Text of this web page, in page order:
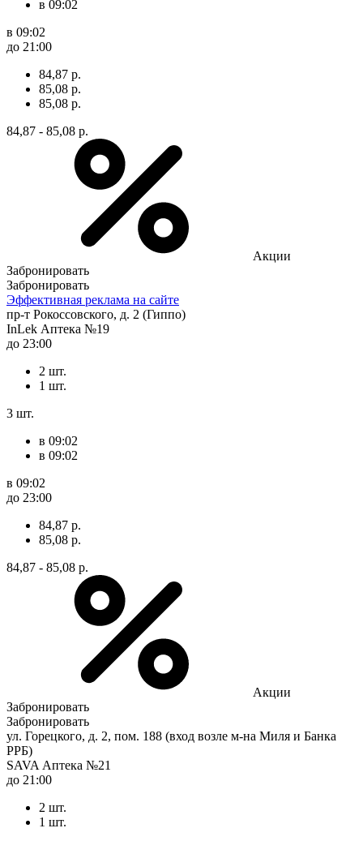
в 09:02
в 09:02
до 21:00
84,87 р.
85,08 р.
85,08 р.
84,87 - 85,08 р.
Акции
Забронировать
Забронировать
Эффективная реклама на сайте
пр-т Рокоссовского, д. 2 (Гиппо)
InLek Аптека №19
до 23:00
2 шт.
1 шт.
3 шт.
в 09:02
в 09:02
в 09:02
до 23:00
84,87 р.
85,08 р.
84,87 - 85,08 р.
Акции
Забронировать
Забронировать
ул. Горецкого, д. 2, пом. 188 (вход возле м-на Миля и Банка
РРБ)
SAVA Аптека №21
до 21:00
2 шт.
1 шт.